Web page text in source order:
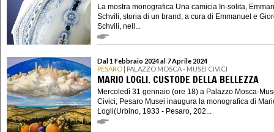
La mostra monografica Una camicia In-solita,
Schvili, storia di un brand, a cura di Emmanuel e
Schvili, nell...
Dal 1 Febbraio 2024 al 7 Aprile 2024
PESARO | PALAZZO MOSCA - MUSEI CIVICI
MARIO LOGLI. CUSTODE DELLA BELLEZZA
Mercoledì 31 gennaio (ore 18) a Palazzo Mosca-
Civici, Pesaro Musei inaugura la monografica di
Logli(Urbino, 1933 - Pesaro, 202...